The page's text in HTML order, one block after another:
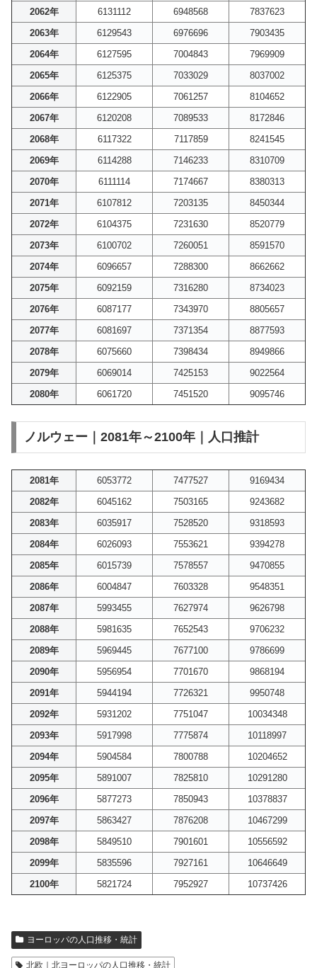
2062年
6131112 6948568
7837623
2063年
6129543 6976696
7903435
2064年
6127595 7004843
7969909
2065年
6125375 7033029
8037002
2066年
6122905 7061257
8104652
2067年
6120208 7089533
8172846
2068年
6117322 7117859
8241545
2069年
6114288 7146233
8310709
2070年
6111114 7174667
8380313
2071年
6107812 7203135
8450344
2072年
6104375 7231630
8520779
2073年
6100702 7260051
8591570
2074年
6096657 7288300
8662662
2075年
6092159 7316280
8734023
2076年
6087177 7343970
8805657
2077年
6081697 7371354
8877593
2078年
6075660 7398434
8949866
2079年
6069014 7425153
9022564
2080年
6061720 7451520 9095746
ノルウェー｜2081年～2100年｜人口推計
2081年 6053772 7477527
9169434
2082年
6045162 7503165
9243682
2083年
6035917 7528520
9318593
2084年
6026093 7553621
9394278
2085年
6015739 7578557
9470855
2086年
6004847 7603328
9548351
2087年
5993455 7627974
9626798
2088年
5981635 7652543
9706232
2089年
5969445 7677100
9786699
2090年
5956954 7701670
9868194
2091年
5944194 7726321
9950748
2092年
5931202 7751047
10034348
2093年
5917998 7775874
10118997
2094年
5904584 7800788
10204652
2095年
5891007 7825810
10291280
2096年
5877273 7850943
10378837
2097年
5863427 7876208
10467299
2098年
5849510 7901601
10556592
2099年
5835596 7927161
10646649
2100年
5821724 7952927 10737426
ヨーロッパの人口推移・統計
北欧｜北ヨーロッパの人口推移・統計